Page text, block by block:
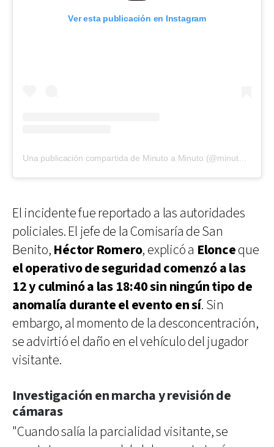
Ver esta publicación en Instagram
Una publicación compartida de Minuto a Minuto (@minutolpf)
El incidente fue reportado a las autoridades
policiales. El jefe de la Comisaría de San
Benito, Héctor Romero, explicó a Elonceque
el operativo de seguridad comenzó a las
12 y culminó a las 18:40 sin ningún tipo de
anomalía durante el evento en sí. Sin
embargo, al momento de la desconcentración,
se advirtió el daño en el vehículo del jugador
visitante.
Investigación en marcha y revisión de
cámaras
"Cuando salía la parcialidad visitante, se